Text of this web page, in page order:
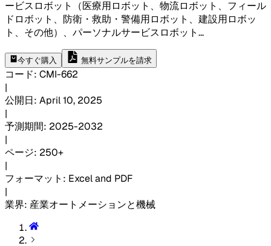
ービスロボット（医療用ロボット、物流ロボット、フィール
ドロボット、防衛・救助・警備用ロボット、建設用ロボッ
ト、その他）、パーソナルサービスロボット...
今すぐ購入 無料サンプルを請求
コード: CMI-662
|
公開日: April 10, 2025
|
予測期間: 2025-2032
|
ページ: 250+
|
フォーマット : Excel and PDF
|
業界: 産業オートメーションと機械